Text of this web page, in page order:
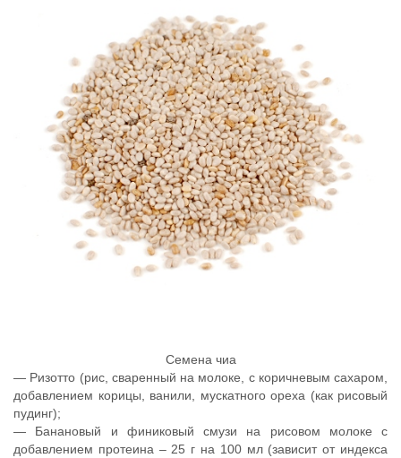
Семена чиа
— Ризотто (рис, сваренный на молоке, с коричневым сахаром,
добавлением корицы, ванили, мускатного ореха (как рисовый
пудинг);
— Банановый и финиковый смузи на рисовом молоке с
добавлением протеина – 25 г на 100 мл (зависит от индекса